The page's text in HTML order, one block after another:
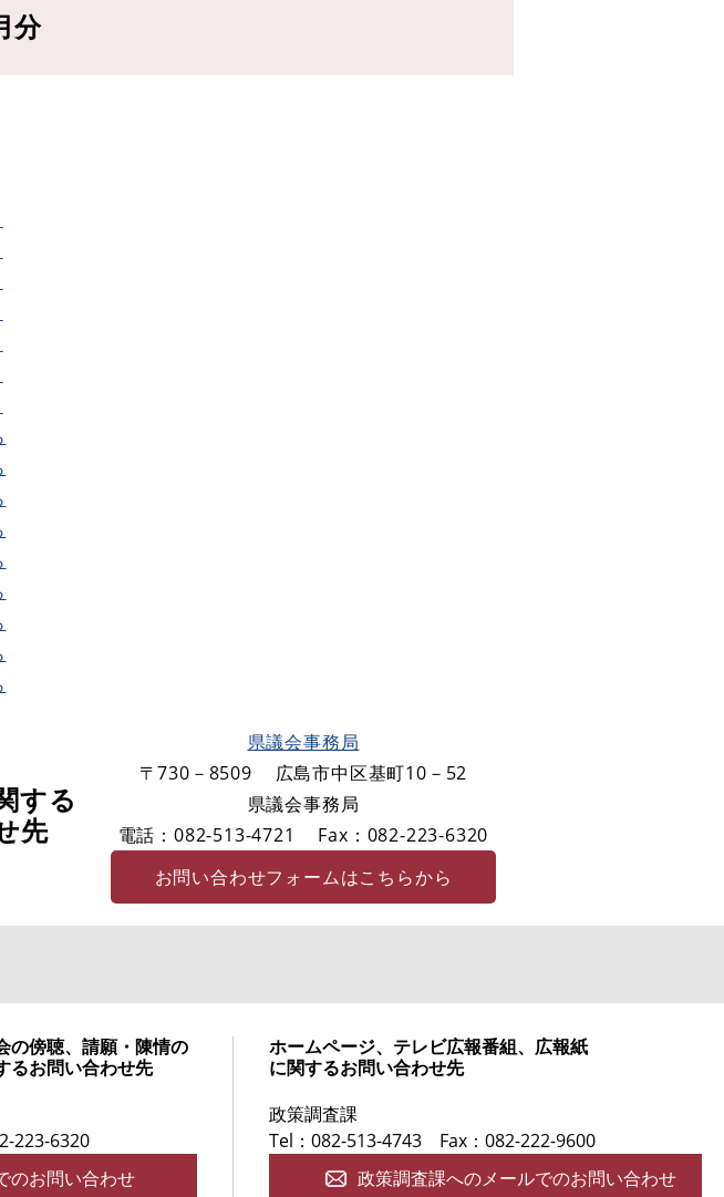
分
する
先
県議会事務局
〒730－8509
広島市中区基町10－52
県議会事務局
電話：082-513-4721
Fax：082-223-6320
お問い合わせフォームはこちらから
の傍聴、請願・陳情の
るお問い合わせ先
223-6320
のお問い合わせ
ホームページ、テレビ広報番組、広報紙
に関するお問い合わせ先
政策調査課
Tel：082-513-4743
Fax：082-222-9600
政策調査課へのメールでのお問い合わせ